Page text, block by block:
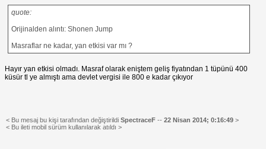
quote:
Orijinalden alıntı: Shonen Jump
Masraflar ne kadar, yan etkisi var mı ?
Hayır yan etkisi olmadı. Masraf olarak eniştem geliş fiyatından 1 tüpünü 400
küsür tl ye almıştı ama devlet vergisi ile 800 e kadar çıkıyor
< Bu mesaj bu kişi tarafından değiştirildi SpectraceF -- 22 Nisan 2014; 0:16:49 >
< Bu ileti mobil sürüm kullanılarak atıldı >